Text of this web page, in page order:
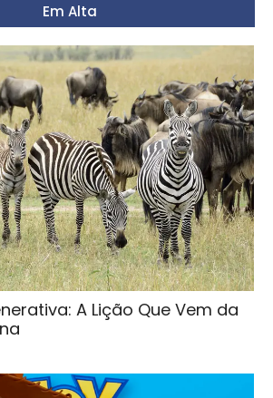
Em Alta
A Lição Que Vem da